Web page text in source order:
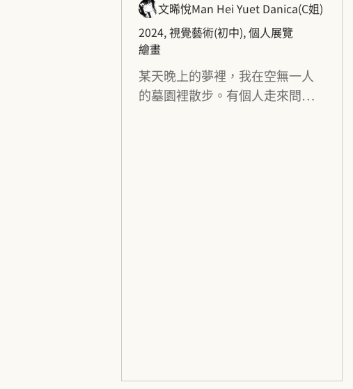
文晞悅Man Hei Yuet Danica（C姐）
2024, 視覺藝術（初中）, 個人展覽
繪畫
某天晚上的夢裡，我在空無一人
的墓園裡散步。有個人走來問我